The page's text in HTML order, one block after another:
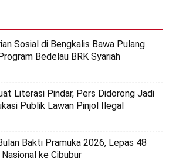
Sosial di Bengkalis Bawa Pulang
Bedelau BRK Syariah
Literasi Pindar, Pers Didorong Jadi
Publik Lawan Pinjol Ilegal
Bakti Pramuka 2026, Lepas 48
ke Cibubur